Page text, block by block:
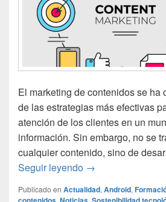
El marketing de contenidos se ha
de las estrategias más efectivas
atención de los clientes en un
información. Sin embargo, no se
cualquier contenido, sino de
Seguir leyendo Marketing de
→
Publicado en Actualidad, Android,
, ,